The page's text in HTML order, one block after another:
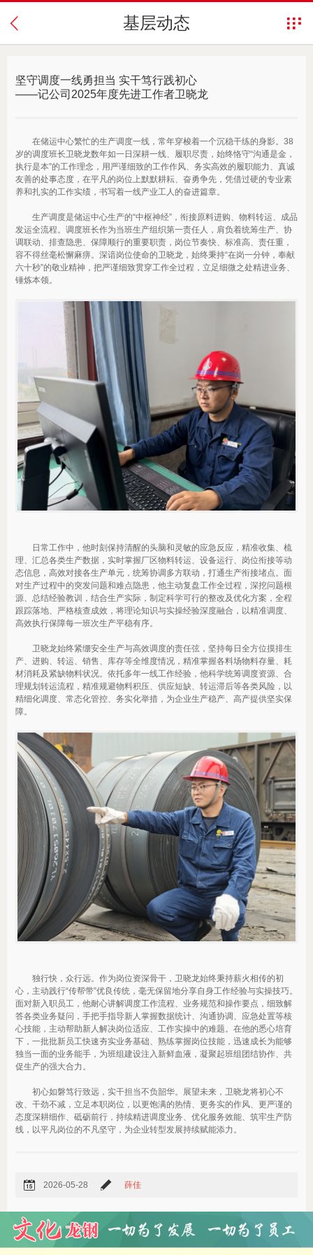
基层动态
坚守调度一线勇担当 实干笃行践初心
——记公司2025年度先进工作者卫晓龙
在储运中心繁忙的生产调度一线，常年穿梭着一个沉稳干练的身影。38
岁的调度班长卫晓龙数年如一日深耕一线、履职尽责，始终恪守“沟通是金，
执行是本”的工作理念，用严谨细致的工作作风、务实高效的履职能力、真诚
友善的处事态度，在平凡的岗位上默默耕耘、奋勇争先，凭借过硬的专业素
养和扎实的工作实绩，书写着一线产业工人的奋进篇章。
生产调度是储运中心生产的“中枢神经”，衔接原料进购、物料转运、成品
发运全流程。调度班长作为当班生产组织第一责任人，肩负着统筹生产、协
调联动、排查隐患、保障顺行的重要职责，岗位节奏快、标准高、责任重，
容不得丝毫松懈麻痹。深谙岗位使命的卫晓龙，始终秉持“在岗一分钟，奉献
六十秒”的敬业精神，把严谨细致贯穿工作全过程，立足细微之处精进业务、
锤炼本领。
日常工作中，他时刻保持清醒的头脑和灵敏的应急反应，精准收集、梳
理、汇总各类生产数据，实时掌握厂区物料转运、设备运行、岗位衔接等动
态信息，高效对接各生产单元，统筹协调多方联动，打通生产衔接堵点。面
对生产过程中的突发问题和难点隐患，他主动复盘工作全过程，深挖问题根
源、总结经验教训，结合生产实际，制定科学可行的整改及优化方案，全程
跟踪落地、严格核查成效，将理论知识与实操经验深度融合，以精准调度、
高效执行保障每一班次生产平稳有序。
卫晓龙始终紧绷安全生产与高效调度的责任弦，坚持每日全方位摸排生
产、进购、转运、销售、库存等全维度情况，精准掌握各料场物料存量、耗
材消耗及紧缺物料状况。依托多年一线工作经验，他科学统筹调度资源、合
理规划转运流程，精准规避物料积压、供应短缺、转运滞后等各类风险，以
精细化调度、常态化管控、务实化举措，为企业生产稳产、高产提供坚实保
障。
独行快，众行远。作为岗位资深骨干，卫晓龙始终秉持薪火相传的初
心，主动践行“传帮带”优良传统，毫无保留地分享自身工作经验与实操技巧。
面对新入职员工，他耐心讲解调度工作流程、业务规范和操作要点，细致解
答各类业务疑问，手把手指导新人掌握数据统计、沟通协调、应急处置等核
心技能，主动帮助新人解决岗位适应、工作实操中的难题。在他的悉心培育
下，一批批新员工快速夯实业务基础、熟练掌握岗位技能，迅速成长为能够
独当一面的业务能手，为班组建设注入新鲜血液，凝聚起班组团结协作、共
促生产的强大合力。
初心如磐笃行致远，实干担当不负韶华。展望未来，卫晓龙将初心不
改、干劲不减，立足本职岗位，以更饱满的热情、更务实的作风、更严谨的
态度深耕细作、砥砺前行，持续精进调度业务、优化服务效能、筑牢生产防
线，以平凡岗位的不凡坚守，为企业转型发展持续赋能添力。
2026-05-28 薛佳